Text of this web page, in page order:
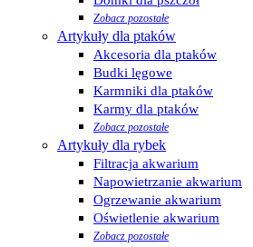
Zobacz pozostałe
Artykuły dla ptaków
Akcesoria dla ptaków
Budki lęgowe
Karmniki dla ptaków
Karmy dla ptaków
Zobacz pozostałe
Artykuły dla rybek
Filtracja akwarium
Napowietrzanie akwarium
Ogrzewanie akwarium
Oświetlenie akwarium
Zobacz pozostałe